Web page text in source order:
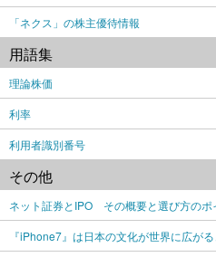
「ネクス」の株主優待情報
用語集
理論株価
利率
利用者識別番号
その他
ネット証券とIPO その概要と選び方のポ
『iPhone7』は日本の文化が世界に広が